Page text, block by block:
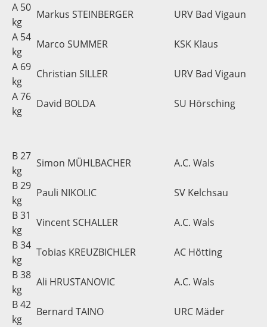
A 50
kg
Markus STEINBERGER
URV Bad Vigaun
A 54
kg
Marco SUMMER
KSK Klaus
A 69
kg
Christian SILLER
URV Bad Vigaun
A 76
kg
David BOLDA SU Hörsching
B 27
kg
Simon MÜHLBACHER
A.C. Wals
B 29
kg
Pauli NIKOLIC
SV Kelchsau
B 31
kg
Vincent SCHALLER
A.C. Wals
B 34
kg
Tobias KREUZBICHLER
AC Hötting
B 38
kg
Ali HRUSTANOVIC
A.C. Wals
B 42
kg
Bernard TAINO
URC Mäder